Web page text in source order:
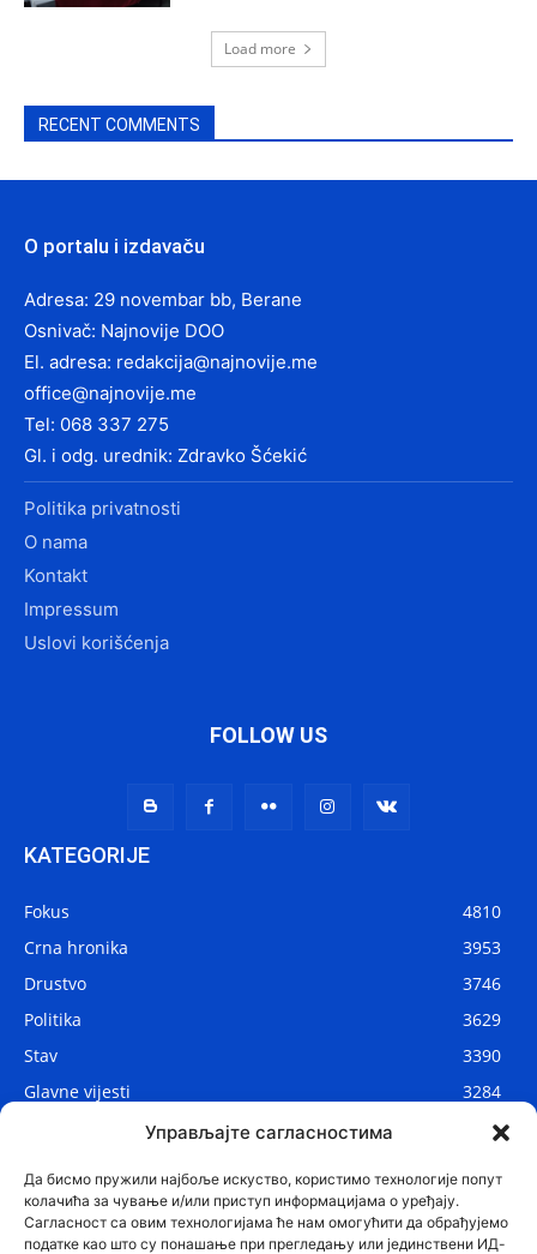
Управљајте сагласностима
Да бисмо пружили најбоље искуство, користимо технологије попут
колачића за чување и/или приступ информацијама о уређају.
Сагласност са овим технологијама ће нам омогућити да обрађујемо
податке као што су понашање при прегледању или јединствени ИД-
Load more
RECENT COMMENTS
O portalu i izdavaču
Adresa: 29 novembar bb, Berane
Osnivač: Najnovije DOO
El. adresa: redakcija@najnovije.me
office@najnovije.me
Tel: 068 337 275
Gl. i odg. urednik: Zdravko Šćekić
Politika privatnosti
O nama
Kontakt
Impressum
Uslovi korišćenja
FOLLOW US
KATEGORIJE
Fokus
4810
Crna hronika
3953
Drustvo
3746
Politika
3629
Stav
3390
Glavne vijesti
3284
2906